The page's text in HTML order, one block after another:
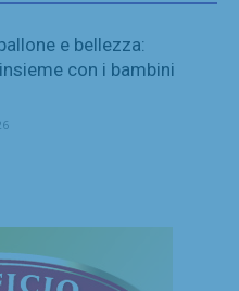
e bellezza:
con i bambini